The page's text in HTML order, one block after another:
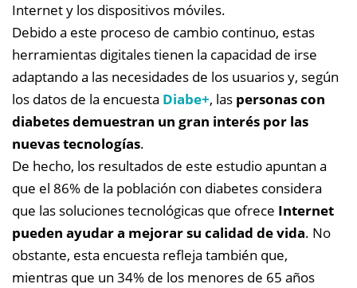
Internet y los dispositivos móviles.
Debido a este proceso de cambio continuo, estas
herramientas digitales tienen la capacidad de irse
adaptando a las necesidades de los usuarios y, según
los datos de la encuesta Diabe+, las personas con
diabetes demuestran un gran interés por las
nuevas tecnologías.
De hecho, los resultados de este estudio apuntan a
que el 86% de la población con diabetes considera
que las soluciones tecnológicas que ofrece Internet
pueden ayudar a mejorar su calidad de vida. No
obstante, esta encuesta refleja también que,
mientras que un 34% de los menores de 65 años